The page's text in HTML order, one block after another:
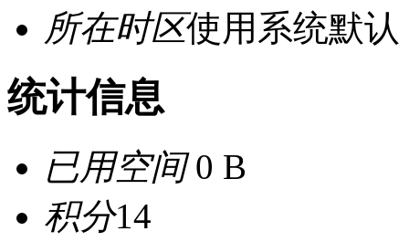
所在时区使用系统默认
统计信息
已用空间0 B
积分14